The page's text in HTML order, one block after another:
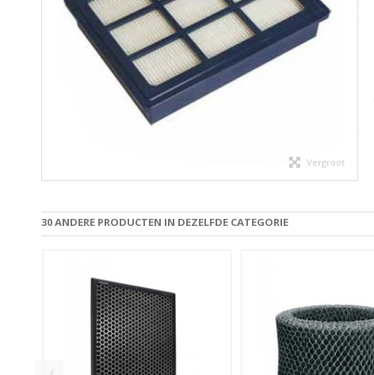
Vergroot
30 ANDERE PRODUCTEN IN DEZELFDE CATEGORIE